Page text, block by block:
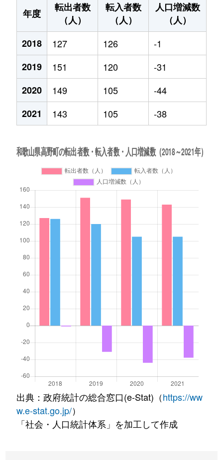
年度
転出者数
（人）
転入者数
（人）
人口増減数
（人）
2018
127 126
-1
2019
151 120
-31
2020
149 105
-44
2021
143 105 -38
出典：政府統計の総合窓口(e-Stat)（https://ww
w.e-stat.go.jp/）
「社会・人口統計体系」を加工して作成